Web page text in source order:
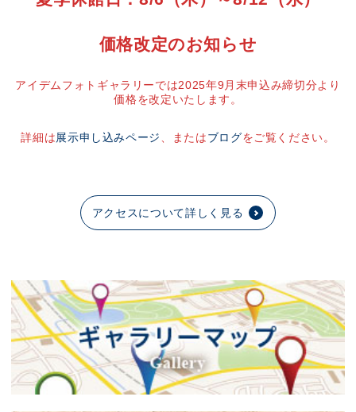
価格改定のお知らせ
アイデムフォトギャラリーでは2025年9月末申込み締切分より
価格を改定いたします。
詳細は展示申し込みページ、またはブログをご覧ください。
アクセスについて詳しく見る